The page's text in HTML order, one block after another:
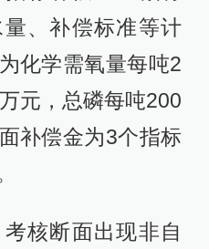
、补偿标准等计
化学需氧量每吨2
元，总磷每吨200
补偿金为3个指标
核断面出现非自